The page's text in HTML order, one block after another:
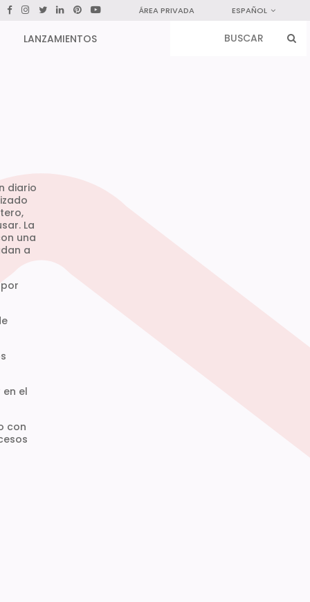
ÁREA PRIVADA ESPAÑOL
LANZAMIENTOS
diario
La
una
a
por
en el
con